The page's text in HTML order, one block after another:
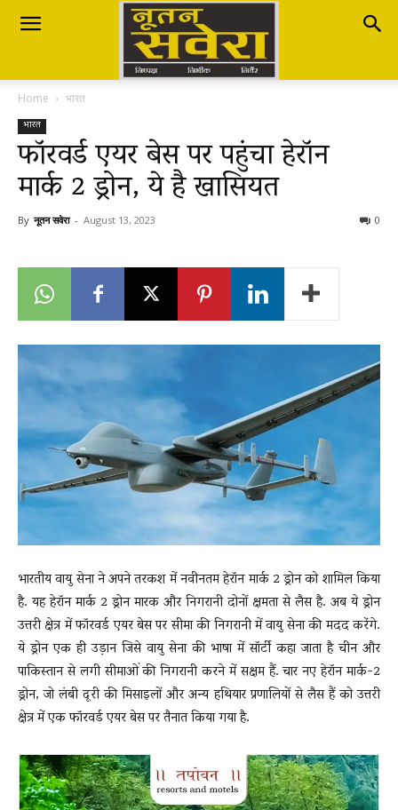
Nutan
Savera
नूतन
News
LIVE
Home भारत
भारत
फॉरवर्ड एयर बेस पर पहुंचा हेरॉन
मार्क 2 ड्रोन, ये है खासियत
By नूतन सवेरा - August 13, 2023 0
भारतीय वायु सेना ने अपने तरकश में नवीनतम हेरॉन मार्क 2 ड्रोन को शामिल किया
है. यह हेरॉन मार्क 2 ड्रोन मारक और निगरानी दोनों क्षमता से लैस है. अब ये ड्रोन
उत्तरी क्षेत्र में फॉरवर्ड एयर बेस पर सीमा की निगरानी में वायु सेना की मदद करेंगे.
ये ड्रोन एक ही उड़ान जिसे वायु सेना की भाषा में सॉर्टी कहा जाता है चीन और
पाकिस्तान से लगी सीमाओं की निगरानी करने में सक्षम हैं. चार नए हेरॉन मार्क-2
ड्रोन, जो लंबी दूरी की मिसाइलों और अन्य हथियार प्रणालियों से लैस हैं को उत्तरी
क्षेत्र में एक फॉरवर्ड एयर बेस पर तैनात किया गया है.